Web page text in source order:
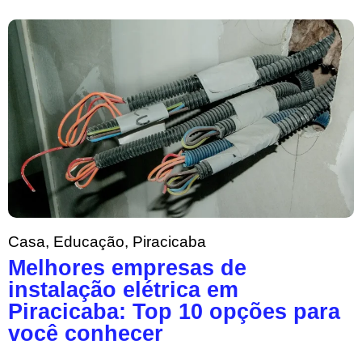
Casa, Educação, Piracicaba
Melhores empresas de
instalação elétrica em
Piracicaba: Top 10 opções para
você conhecer